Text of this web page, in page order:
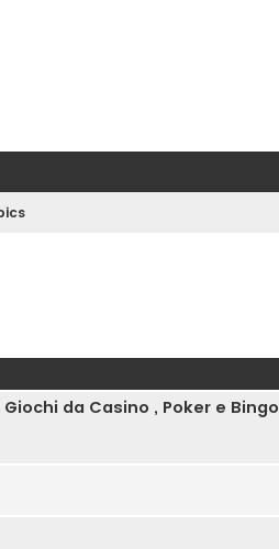
da Casino , Poker e Bingo